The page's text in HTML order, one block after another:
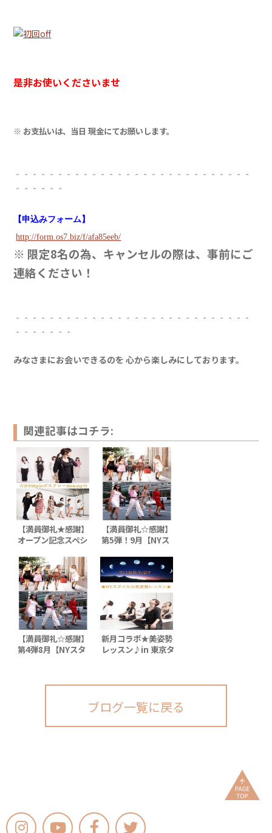
是非お使いくださいませ
※ お支払いは、当日 現金にてお願いします。
＾＾＾＾＾＾＾＾＾＾＾＾＾＾＾＾＾＾＾＾＾＾＾＾＾＾＾＾
＾＾＾＾＾＾
【申込みフォーム】
http://form.os7.biz/f/afa85eeb/
※ 限定8名の為、キャンセルの際は、事前にご
連絡ください！
＾＾＾＾＾＾＾＾＾＾＾＾＾＾＾＾＾＾＾＾＾＾＾＾＾＾＾＾
＾＾＾＾＾＾＾
みなさまにお会いできるのを 心から楽しみにしております。
関連記事はコチラ:
【満員御礼★感謝】
オープン記念スペシ
タワー♪
【満員御礼☆感謝】
第5弾！9月【NYス
ン】 in 東京タワー/
たった2時間で美姿
勢へ
【満員御礼☆感謝】
第4弾8月【NYスタ
たった2時間で美姿
新月コラボ★美姿勢
レッスン♪in 東京タ
ブログ一覧に戻る